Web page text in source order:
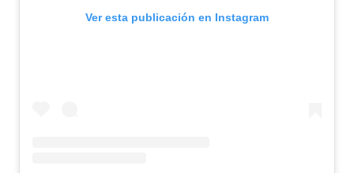
Ver esta publicación en Instagram